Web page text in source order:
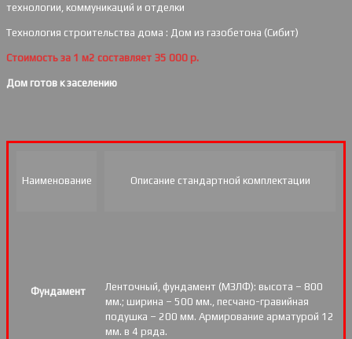
технологии, коммуникаций и отделки
Технология строительства дома : Дом из газобетона (Сибит)
Стоимость за 1 м2 составляет 35 000 р.
Дом готов к заселению
Наименование Описание стандартной комплектации
Фундамент
Ленточный, фундамент (МЗЛФ): высота – 800
мм.; ширина – 500 мм., песчано-гравийная
подушка – 200 мм. Армирование арматурой 12
мм. в 4 ряда.